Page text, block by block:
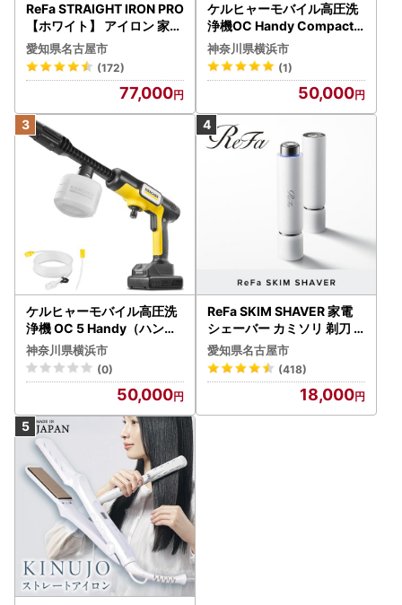
ReFa STRAIGHT IRON PRO
【ホワイト】 アイロン 家電
美容 リファ アイロン
愛知県名古屋市
(172)
77,000
ケルヒャーモバイル高圧洗
浄機OC Handy Compact
（ハンディエア） APV000
7
神奈川県横浜市
(1)
50,000
ケルヒャーモバイル高圧洗
浄機 OC 5 Handy（ハンデ
ィジェット） APV0006
神奈川県横浜市
(0)
50,000
ReFa SKIM SHAVER 家電
シェーバー カミソリ 剃刀
シェーバー
愛知県名古屋市
(418)
18,000